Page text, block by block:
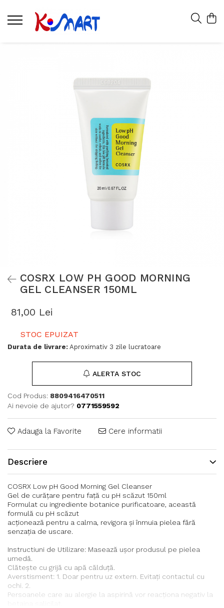
COSRX LOW PH GOOD MORNING
GEL CLEANSER 150ML
81,00 Lei
STOC EPUIZAT
Durata de livrare: Aproximativ 3 zile lucratoare
ALERTA STOC
Cod Produs: 8809416470511
Ai nevoie de ajutor? 0771559592
Adauga la Favorite Cere informatii
Descriere
COSRX Low pH Good Morning Gel Cleanser
Gel de curățare pentru față cu pH scăzut 150ml
Formulat cu ingrediente botanice purificatoare, această
formulă cu pH scăzut
acționează pentru a calma, revigora și înmuia pielea fără
senzația de uscare.
Instructiuni de Utilizare: Masează ușor produsul pe pielea
umedă.
Clătește cu grijă cu apă călduță.
Averstisment: 1. Doar pentru uz extern. Evitați contactul cu
ochi. 2.
Persoanele care au alergie la aspirină vor reacționa negativ la